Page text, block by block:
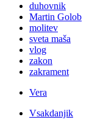
duhovnik
Martin Golob
molitev
sveta maša
vlog
zakon
zakrament
Vera
Vsakdanjik